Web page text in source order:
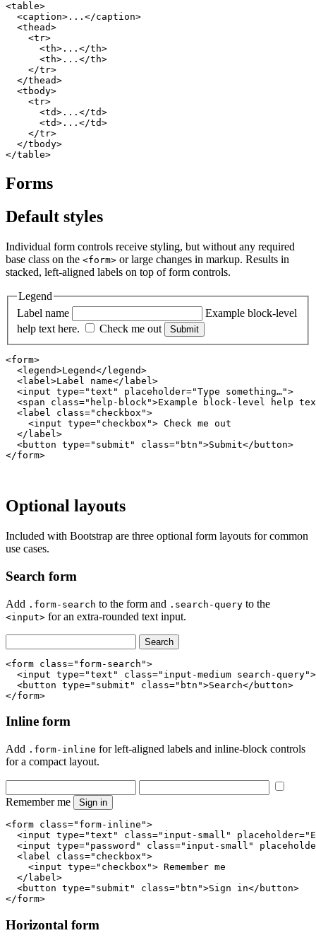
<table>
  <caption>...</caption>
  <thead>
    <tr>
      <th>...</th>
      <th>...</th>
    </tr>
  </thead>
  <tbody>
    <tr>
      <td>...</td>
      <td>...</td>
    </tr>
  </tbody>
</table>
Forms
Default styles
Individual form controls receive styling, but without any required
base class on the <form> or large changes in markup. Results in
stacked, left-aligned labels on top of form controls.
Legend
Label name
Example block-level
help text here.
Check me out Submit
<form>
  <legend>Legend</legend>
  <label>Label name</label>
  <input type="text" placeholder="Type something…">
<span class="help-block">Example block-level help
  <label class="checkbox">
    <input type="checkbox"> Check me out
  </label>
  <button type="submit" class="btn">Submit</button>
</form>
Optional layouts
Included with Bootstrap are three optional form layouts for common
use cases.
Search form
Add .form-search to the form and .search-query to the
<input> for an extra-rounded text input.
Search
<form class="form-search">
  <input type="text" class="input-medium search-query">
  <button type="submit" class="btn">Search</button>
</form>
Inline form
Add .form-inline for left-aligned labels and inline-block controls
for a compact layout.
Remember me Sign in
<form class="form-inline">
<input type="text" class="input-small"
<input type="password" class="input-small"
  <label class="checkbox">
    <input type="checkbox"> Remember me
  </label>
  <button type="submit" class="btn">Sign in</button>
</form>
Horizontal form